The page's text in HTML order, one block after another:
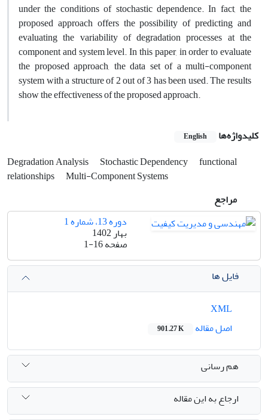
under the conditions of stochastic dependence. In fact, the
proposed approach offers the possibility of predicting and
evaluating the variability of degradation processes at the
component and system level. In this paper, in order to evaluate
the proposed approach, the data set of a multi-component
system with a structure of 2 out of 3 has been used. The results
show the effectiveness of the proposed approach.
کلیدواژه‌ها English
Degradation Analysis Stochastic Dependency
functional
relationships
Multi-Component Systems
مراجع
دوره 13، شماره 1
بهار 1402
صفحه1-16
فایل ها
اصل مقاله
901.27 K
هم رسانی
ارجاع به این مقاله